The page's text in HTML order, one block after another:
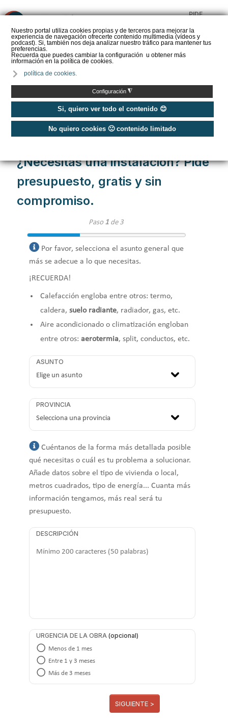
Nuestro portal utiliza cookies propias y de terceros para mejorar la
experiencia de navegación ofrecerte contenido multimedia (vídeos y
podcast). Si, también nos deja analizar nuestro tráfico para mantener tus
preferencias.
Recuerda que puedes cambiar la configuración u obtener más
información en la política de cookies.
política de cookies.
Configuración ◮
Si, quiero ver todo el contenido 😊
No quiero cookies 🙁 contenido limitado
PIDE
CALORYFRIO
Inicio
Pide presupuesto gratis y sin
compromiso
¿Necesitas una instalación? Pide
presupuesto, gratis y sin
compromiso.
Paso 1 de 3
Por favor, selecciona el asunto general que
más se adecue a lo que necesitas.
¡RECUERDA!
Calefacción engloba entre otros: termo,
caldera,suelo radiante, radiador, gas, etc.
Aire acondicionado o climatización engloban
entre otros:aerotermia, split, conductos, etc.
ASUNTO
PROVINCIA
Cuéntanos de la forma más detallada posible
qué necesitas o cuál es tu problema a solucionar.
Añade datos sobre el tipo de vivienda o local,
metros cuadrados, tipo de energía... Cuanta más
información tengamos, más real será tu
presupuesto.
DESCRIPCIÓN
URGENCIA DE LA OBRA
Menos de 1 mes
Entre 1 y 3 meses
Más de 3 meses
SIGUIENTE >